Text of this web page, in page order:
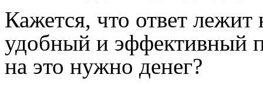
Кажется, что ответ лежит
удобный и эффективный
на это нужно денег?